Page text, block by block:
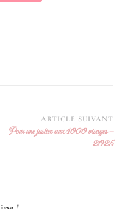
ARTICLE SUIVANT
Pour une justice aux 1000 visages –
2025